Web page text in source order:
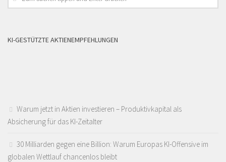
KI-GESTÜTZTE AKTIENEMPFEHLUNGEN
Warum jetzt in Aktien investieren – Produktivkapital als
Absicherung für das KI-Zeitalter
30 Milliarden gegen eine Billion: Warum Europas KI-Offensive im
globalen Wettlauf chancenlos bleibt